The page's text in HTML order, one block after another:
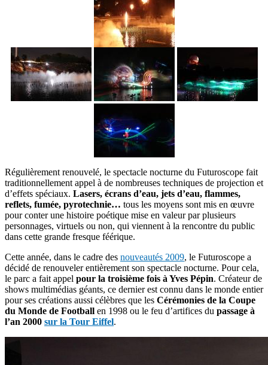
Régulièrement renouvelé, le spectacle nocturne du Futuroscope fait
traditionnellement appel à de nombreuses techniques de projection et
d’effets spéciaux. Lasers, écrans d’eau, jets d’eau, flammes,
reflets, fumée, pyrotechnie… tous les moyens sont mis en œuvre
pour conter une histoire poétique mise en valeur par plusieurs
personnages, virtuels ou non, qui viennent à la rencontre du public
dans cette grande fresque féérique.
Cette année, dans le cadre des nouveautés 2009, le Futuroscope a
décidé de renouveler entièrement son spectacle nocturne. Pour cela,
le parc a fait appel pour la troisième fois à Yves Pépin. Créateur de
shows multimédias géants, ce dernier est connu dans le monde entier
pour ses créations aussi célèbres que les Cérémonies de la Coupe
du Monde de Football en 1998 ou le feu d’artifices du passage à
l’an 2000 sur la Tour Eiffel.